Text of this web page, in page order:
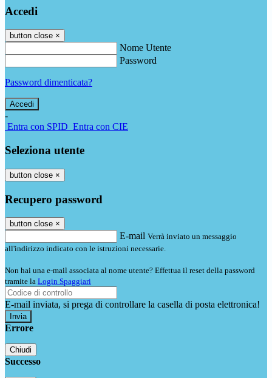
Accedi
button close ×
Nome Utente
Password
Password dimenticata?
-
Entra con SPID Entra con CIE
Seleziona utente
button close ×
Recupero password
button close ×
E-mail Verrà inviato un messaggio
all'indirizzo indicato con le istruzioni necessarie.
Non hai una e-mail associata al nome utente? Effettua il reset della password
tramite la Login Spaggiari
E-mail inviata, si prega di controllare la casella di posta elettronica!
Errore
Chiudi
Successo